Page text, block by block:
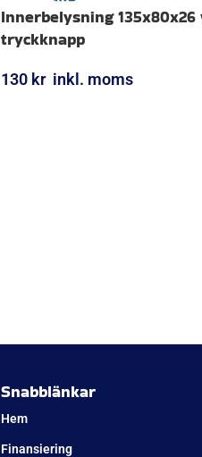
Innerbelysning
tryckknapp
130 kr inkl. moms
Snabblänkar
Hem
Finansiering